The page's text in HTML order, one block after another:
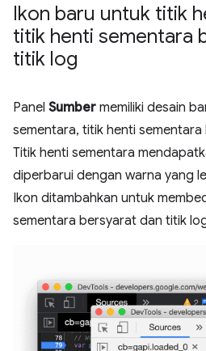
Ikon baru untuk titik
titik henti sementara
titik log
Panel Sumber memiliki desain
sementara, titik henti
Titik henti sementara
diperbarui dengan warna yang
Ikon ditambahkan untuk
sementara bersyarat dan titik